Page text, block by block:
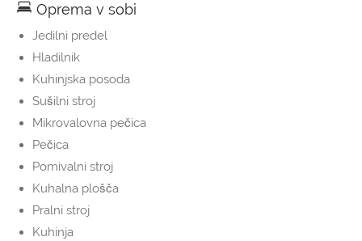
Oprema v sobi
Jedilni predel
Hladilnik
Kuhinjska posoda
Sušilni stroj
Mikrovalovna pečica
Pečica
Pomivalni stroj
Kuhalna plošča
Pralni stroj
Kuhinja